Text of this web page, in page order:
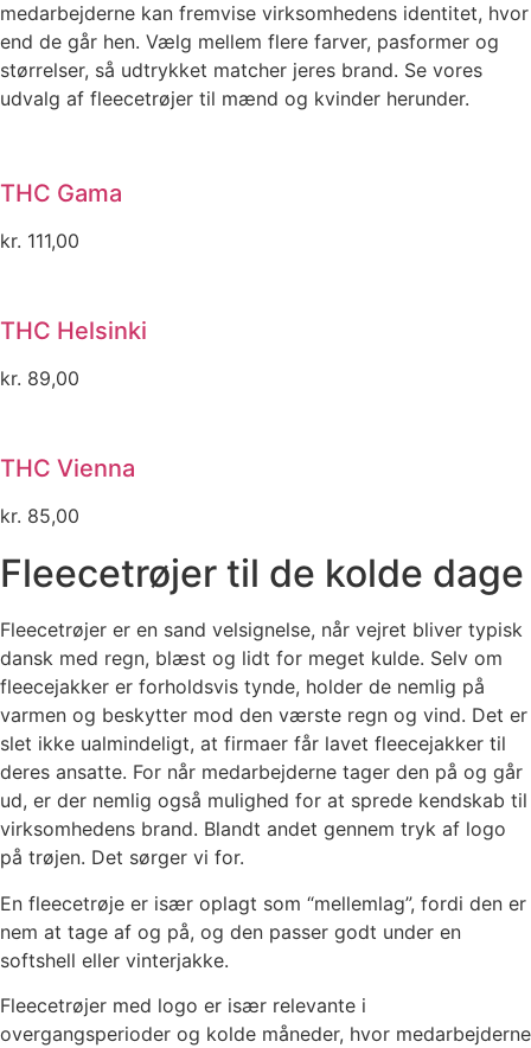
medarbejderne kan fremvise virksomhedens identitet, hvor
end de går hen. Vælg mellem flere farver, pasformer og
størrelser, så udtrykket matcher jeres brand. Se vores
udvalg af fleecetrøjer til mænd og kvinder herunder.
THC Gama
kr. 111,00
THC Helsinki
kr. 89,00
THC Vienna
kr. 85,00
Fleecetrøjer til de kolde dage
Fleecetrøjer er en sand velsignelse, når vejret bliver typisk
dansk med regn, blæst og lidt for meget kulde. Selv om
fleecejakker er forholdsvis tynde, holder de nemlig på
varmen og beskytter mod den værste regn og vind. Det er
slet ikke ualmindeligt, at firmaer får lavet fleecejakker til
deres ansatte. For når medarbejderne tager den på og går
ud, er der nemlig også mulighed for at sprede kendskab til
virksomhedens brand. Blandt andet gennem tryk af logo
på trøjen. Det sørger vi for.
En fleecetrøje er især oplagt som “mellemlag”, fordi den er
nem at tage af og på, og den passer godt under en
softshell eller vinterjakke.
Fleecetrøjer med logo er især relevante i
overgangsperioder og kolde måneder, hvor medarbejderne